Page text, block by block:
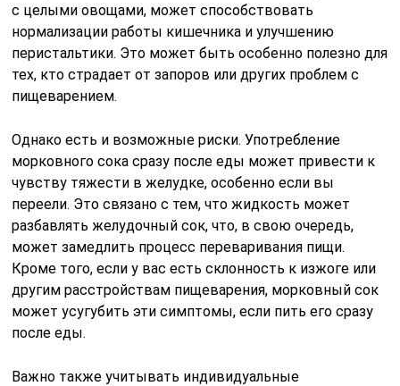
с целыми овощами, может способствовать
нормализации работы кишечника и улучшению
перистальтики. Это может быть особенно полезно для
тех, кто страдает от запоров или других проблем с
пищеварением.
Однако есть и возможные риски. Употребление
морковного сока сразу после еды может привести к
чувству тяжести в желудке, особенно если вы
переели. Это связано с тем, что жидкость может
разбавлять желудочный сок, что, в свою очередь,
может замедлить процесс переваривания пищи.
Кроме того, если у вас есть склонность к изжоге или
другим расстройствам пищеварения, морковный сок
может усугубить эти симптомы, если пить его сразу
после еды.
Важно также учитывать индивидуальные